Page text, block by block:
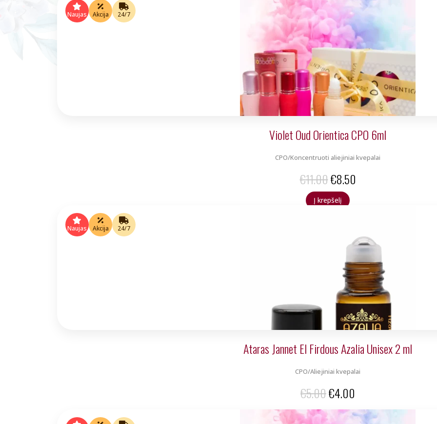
Naujas Akcija 24/7
Violet Oud Orientica CPO 6ml
CPO/Koncentruoti aliejiniai kvepalai
€11.00Original
price
€8.50
Į krepšelį
Naujas Akcija 24/7
Ataras Jannet El Firdous Azalia Unisex 2 ml
CPO/Aliejiniai kvepalai
€5.00Original
price
€4.00
price